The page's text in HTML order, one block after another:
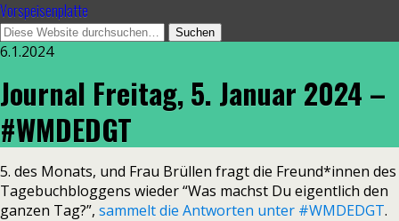
Vorspeisenplatte
6.1.2024
Journal Freitag, 5. Januar 2024 –
#WMDEDGT
5. des Monats, und Frau Brüllen fragt die Freund*innen des
Tagebuchbloggens wieder “Was machst Du eigentlich den
ganzen Tag?”, sammelt die Antworten unter #WMDEDGT.